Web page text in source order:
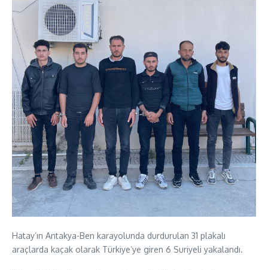
Hatay’ın Antakya-Ben karayolunda durdurulan 31 plakalı
araçlarda kaçak olarak Türkiye’ye giren 6 Suriyeli yakalandı.